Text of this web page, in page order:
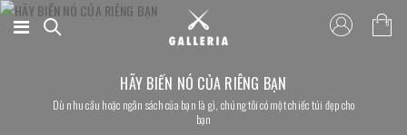
0
HÃY BIẾN NÓ CỦA RIÊNG BẠN
Dù nhu cầu hoặc ngân sách của bạn là gì, chúng tôi có một chiếc túi đẹp cho
bạn